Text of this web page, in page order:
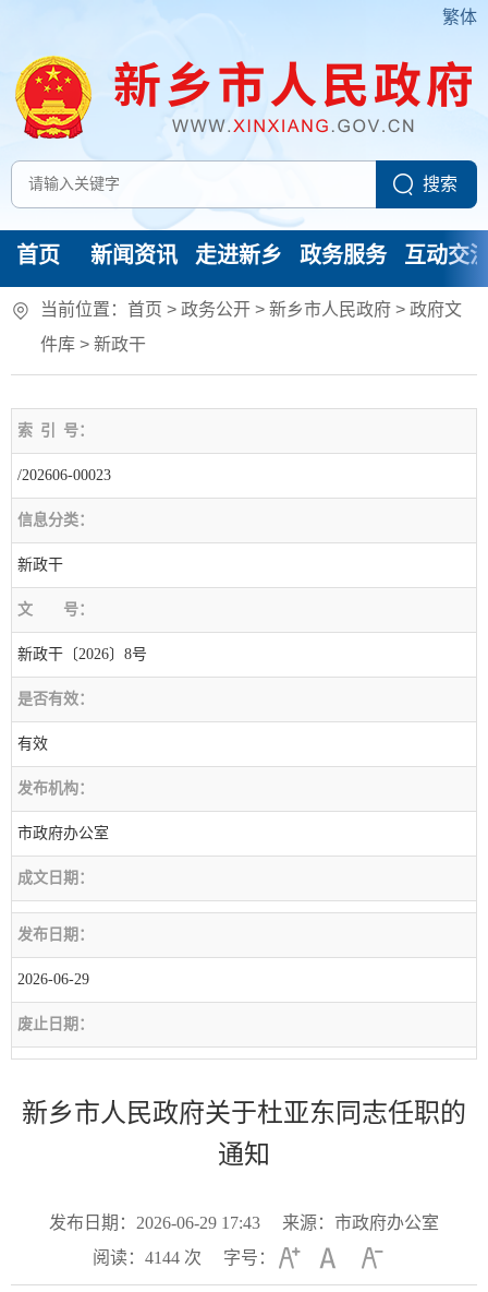
繁体
首页 新闻资讯 走进新乡 政务服务 互动交
当前位置： 首页 > 政务公开 > 新乡市人民政府 > 政府文
件库 > 新政干
索 引 号：
/202606-00023
信息分类：
新政干
文 号：
新政干〔2026〕8号
是否有效：
有效
发布机构：
市政府办公室
成文日期：
发布日期：
2026-06-29
废止日期：
新乡市人民政府关于杜亚东同志任职的
通知
发布日期：2026-06-29 17:43
来源：市政府办公室
阅读： 4144次 字号：